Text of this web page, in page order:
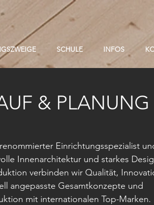
SCHULE INFOS
& PLANUNG
Einrichtungsspezialist
Innenarchitektur und starkes
verbinden wir Qualität,
angepasste Gesamtkonzepte und
mit internationalen Top-Marken.